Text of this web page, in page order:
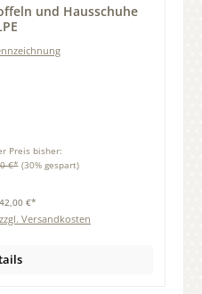
und Hausschuhe
Preis bisher:
€* (30% gespart)
€*
Versandkosten